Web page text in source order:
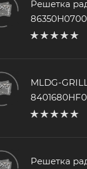
Решетка
MLDG-
Решетка